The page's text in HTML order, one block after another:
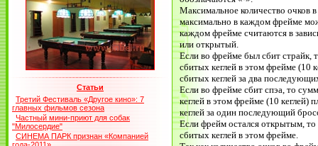
Статьи
Третий Фестиваль «Другое кино»: 7
главных фильмов сезона
Частный мини-приют для собак
"Милосердие"
СИНЕМА ПАРК признан «Компанией
Максимальное количество очков
максимально в каждом фрейме
каждом фрейме считаются в
или открытый.
Если во фрейме был сбит страйк,
сбитых кеглей в этом фрейме (10
сбитых кеглей за два
Если во фрейме сбит спэа, то
кеглей в этом фрейме (10 кеглей)
кеглей за один последующий
Если фрейм остался открытым, то
сбитых кеглей в этом фрейме.